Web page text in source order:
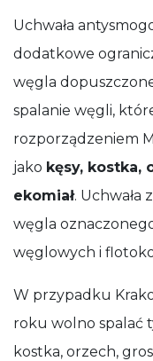
Uchwała
dodatkowe
węgla
spalanie węgli,
rozporządzeniem
jako kęsy, kostka,
ekomiał. Uchwała
węgla
węglowych i
W przypadku
roku wolno spalać
kostka, orzech,